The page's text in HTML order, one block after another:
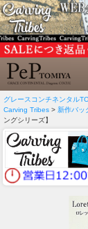
グレースコンチネンタル
Carving Tribes > 新作バッ
ングシリーズ】